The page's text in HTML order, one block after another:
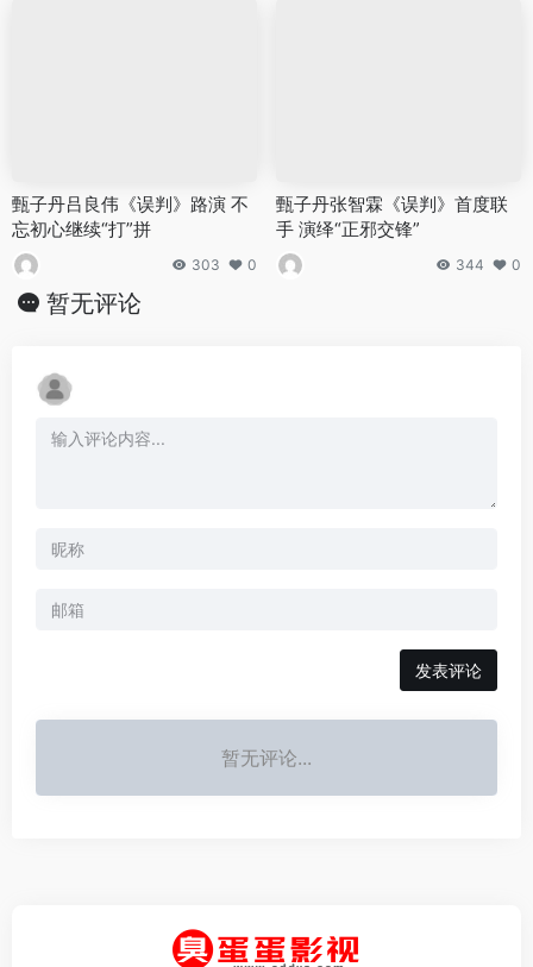
甄子丹吕良伟《误判》路演 不
忘初心继续“打”拼
303 0
甄子丹张智霖《误判》首度联
手 演绎“正邪交锋”
344 0
暂无评论
发表评论
暂无评论...